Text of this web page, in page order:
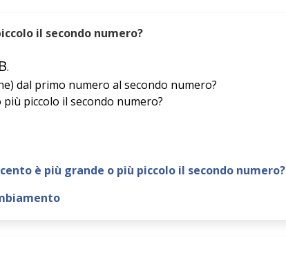
il secondo numero?
B.
dal primo numero al secondo numero?
piccolo il secondo numero?
è più grande o più piccolo il secondo numero?